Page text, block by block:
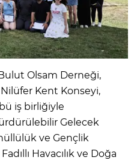
Olsam Derneği,
Kent Konseyi,
iş birliğiyle
Gelecek
ve Gençlik
Havacılık ve Doğa